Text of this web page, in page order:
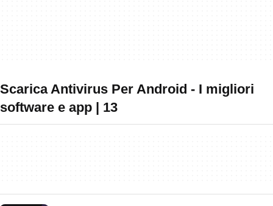
Scarica Antivirus Per Android - I migliori
software e app | 13